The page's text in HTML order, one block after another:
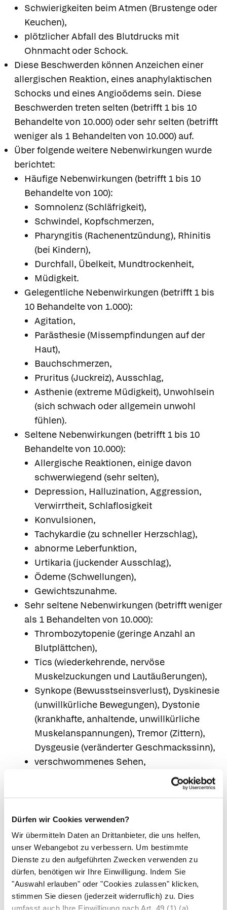
Dürfen wir Cookies verwenden?
Wir übermitteln Daten an Drittanbieter, die uns helfen,
unser Webangebot zu verbessern. Um bestimmte
Dienste zu den aufgeführten Zwecken verwenden zu
dürfen, benötigen wir Ihre Einwilligung. Indem Sie
"Auswahl erlauben" oder "Cookies zulassen" klicken,
stimmen Sie diesen (jederzeit widerruflich) zu. Dies
umfasst auch Ihre Einwilligung nach Art. 49 (1) (a)
Schwierigkeiten beim Atmen (Brustenge oder
Keuchen),
plötzlicher Abfall des Blutdrucks mit
Ohnmacht oder Schock.
Diese Beschwerden können Anzeichen einer
allergischen Reaktion, eines anaphylaktischen
Schocks und eines Angioödems sein. Diese
Beschwerden treten selten (betrifft 1 bis 10
Behandelte von 10.000) oder sehr selten (betrifft
weniger als 1 Behandelten von 10.000) auf.
Über folgende weitere Nebenwirkungen wurde
berichtet:
Häufige Nebenwirkungen (betrifft 1 bis 10
Behandelte von 100):
Somnolenz (Schläfrigkeit),
Schwindel, Kopfschmerzen,
Pharyngitis (Rachenentzündung), Rhinitis
(bei Kindern),
Durchfall, Übelkeit, Mundtrockenheit,
Müdigkeit.
Gelegentliche Nebenwirkungen (betrifft 1 bis
10 Behandelte von 1.000):
Agitation,
Parästhesie (Missempfindungen auf der
Haut),
Bauchschmerzen,
Pruritus (Juckreiz), Ausschlag,
Asthenie (extreme Müdigkeit), Unwohlsein
(sich schwach oder allgemein unwohl
fühlen).
Seltene Nebenwirkungen (betrifft 1 bis 10
Behandelte von 10.000):
Allergische Reaktionen, einige davon
schwerwiegend (sehr selten),
Depression, Halluzination, Aggression,
Verwirrtheit, Schlaflosigkeit
Konvulsionen,
Tachykardie (zu schneller Herzschlag),
abnorme Leberfunktion,
Urtikaria (juckender Ausschlag),
Ödeme (Schwellungen),
Gewichtszunahme.
Sehr seltene Nebenwirkungen (betrifft weniger
als 1 Behandelten von 10.000):
Thrombozytopenie (geringe Anzahl an
Blutplättchen),
Tics (wiederkehrende, nervöse
Muskelzuckungen und Lautäußerungen),
Synkope (Bewusstseinsverlust), Dyskinesie
(unwillkürliche Bewegungen), Dystonie
(krankhafte, anhaltende, unwillkürliche
Muskelanspannungen), Tremor (Zittern),
Dysgeusie (veränderter Geschmackssinn),
verschwommenes Sehen,
Akkommodationsstörungen (Störungen in
der Nah-/Fernanpassung des Auges),
Bewegung der Augen),
Angioödem (schwerwiegende allergische
Reaktion, die ein Anschwellen des Gesichts
oder des Rachens hervorruft), fixes
Arzneimittelexanthem,
abnorme Harnausscheidung (Bettnässen,
Schmerzen und/oder Schwierigkeiten beim